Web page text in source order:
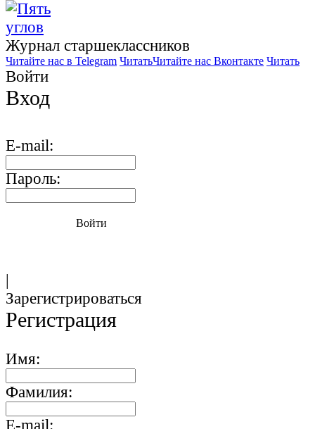
Журнал старшекласcников
Читайте нас в Telegram ЧитатьЧитайте нас Вконтакте Читать
Войти
Вход
E-mail:
Пароль:
Войти
|
Зарегистрироваться
Регистрация
Имя:
Фамилия:
E-mail: